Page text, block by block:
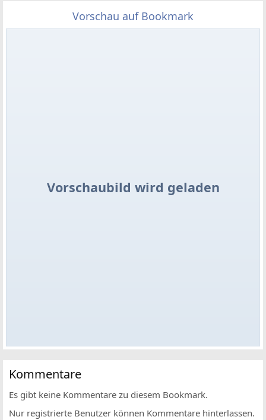
Vorschau auf Bookmark
Vorschaubild wird geladen
Kommentare
Es gibt keine Kommentare zu diesem Bookmark.
Nur registrierte Benutzer können Kommentare hinterlassen.